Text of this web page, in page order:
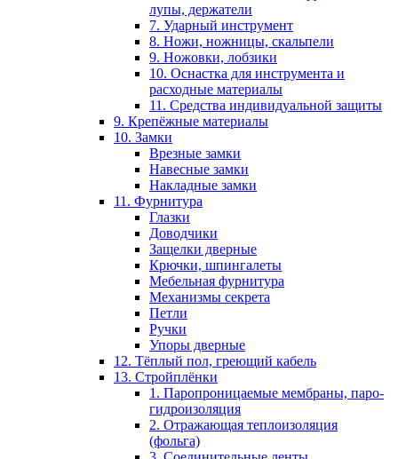
лупы, держатели
7. Ударный инструмент
8. Ножи, ножницы, скальпели
9. Ножовки, лобзики
10. Оснастка для инструмента и
расходные материалы
11. Средства индивидуальной защиты
9. Крепёжные материалы
10. Замки
Врезные замки
Навесные замки
Накладные замки
11. Фурнитура
Глазки
Доводчики
Защелки дверные
Крючки, шпингалеты
Мебельная фурнитура
Механизмы секрета
Петли
Ручки
Упоры дверные
12. Тёплый пол, греющий кабель
13. Стройплёнки
1. Паропроницаемые мембраны, паро-
гидроизоляция
2. Отражающая теплоизоляция
(фольга)